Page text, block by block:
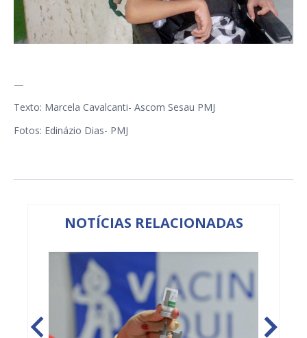
—
Texto: Marcela Cavalcanti- Ascom Sesau PMJ
Fotos: Edinázio Dias- PMJ
NOTÍCIAS RELACIONADAS